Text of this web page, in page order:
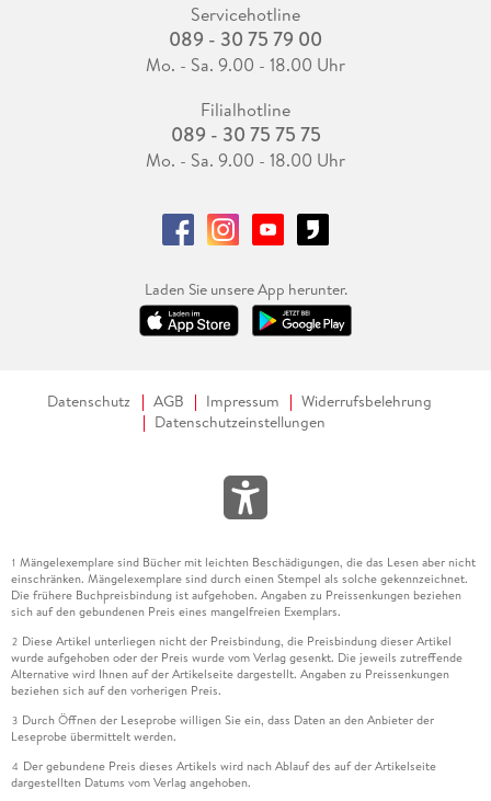
Servicehotline
089 - 30 75 79 00
Mo. - Sa. 9.00 - 18.00 Uhr
Filialhotline
089 - 30 75 75 75
Mo. - Sa. 9.00 - 18.00 Uhr
Laden Sie unsere App herunter.
Datenschutz AGB Impressum
Widerrufsbelehrung
Datenschutzeinstellungen
1 Mängelexemplare sind Bücher mit leichten Beschädigungen, die das Lesen aber nicht
einschränken. Mängelexemplare sind durch einen Stempel als solche gekennzeichnet.
Die frühere Buchpreisbindung ist aufgehoben. Angaben zu Preissenkungen beziehen
sich auf den gebundenen Preis eines mangelfreien Exemplars.
2 Diese Artikel unterliegen nicht der Preisbindung, die Preisbindung dieser Artikel
wurde aufgehoben oder der Preis wurde vom Verlag gesenkt. Die jeweils zutreffende
Alternative wird Ihnen auf der Artikelseite dargestellt. Angaben zu Preissenkungen
beziehen sich auf den vorherigen Preis.
3 Durch Öffnen der Leseprobe willigen Sie ein, dass Daten an den Anbieter der
Leseprobe übermittelt werden.
4 Der gebundene Preis dieses Artikels wird nach Ablauf des auf der Artikelseite
dargestellten Datums vom Verlag angehoben.